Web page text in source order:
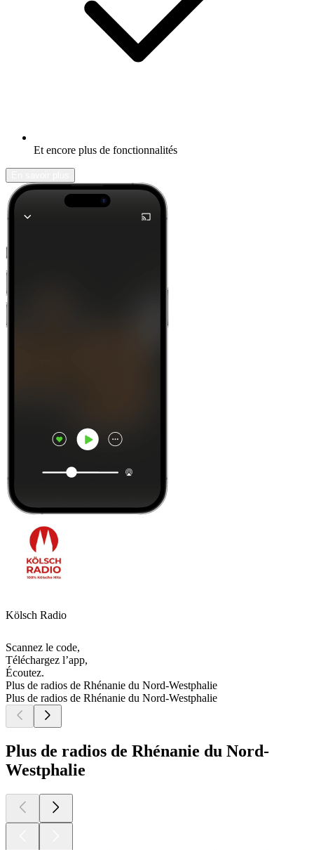
Et encore plus de fonctionnalités
Kölsch Radio
Scannez le code,
Téléchargez l’app,
Écoutez.
Plus de radios de Rhénanie du Nord-Westphalie
Plus de radios de Rhénanie du Nord-Westphalie
Plus de radios de Rhénanie du Nord-
Westphalie